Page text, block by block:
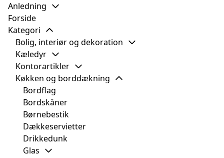
Anledning
Forside
Kategori
Bolig, interiør og dekoration
Kæledyr
Kontorartikler
Køkken og borddækning
Bordflag
Bordskåner
Børnebestik
Dækkeservietter
Drikkedunk
Glas